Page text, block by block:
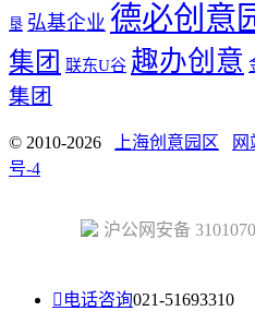
垦 弘基企业 德必创意
集团 联东U谷 趣办创意
集团
© 2010-2026 上海创意园区 网
号-4
沪公网安备
 电话咨询021-51693310